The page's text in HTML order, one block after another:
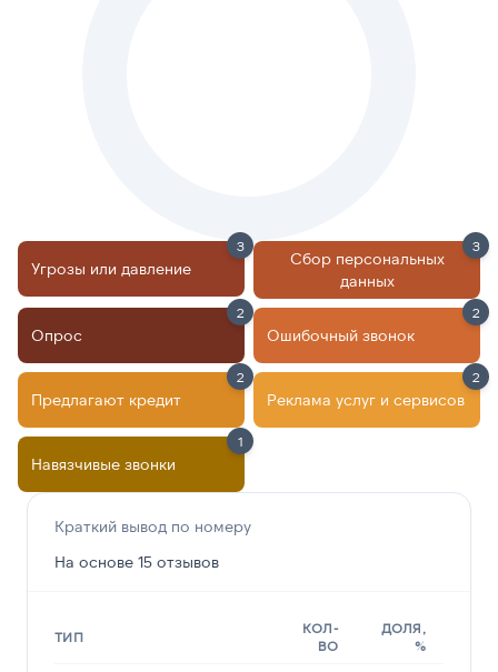
Угрозы или давление
3
Сбор персональных
данных
3
Опрос
2
Ошибочный звонок
2
Предлагают кредит
2
Реклама услуг и сервисов
2
Навязчивые звонки
1
Краткий вывод по номеру
На основе 15 отзывов
ТИП
КОЛ-
ВО
ДОЛЯ,
%